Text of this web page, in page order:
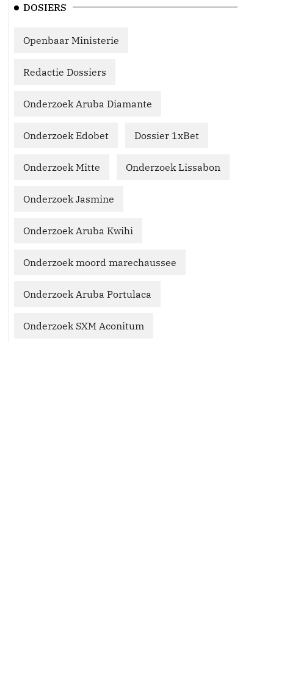
DOSIERS
Openbaar Ministerie
Redactie Dossiers
Onderzoek Aruba Diamante
Onderzoek Edobet Dossier 1xBet
Onderzoek Mitte Onderzoek Lissabon
Onderzoek Jasmine
Onderzoek Aruba Kwihi
Onderzoek moord marechaussee
Onderzoek Aruba Portulaca
Onderzoek SXM Aconitum